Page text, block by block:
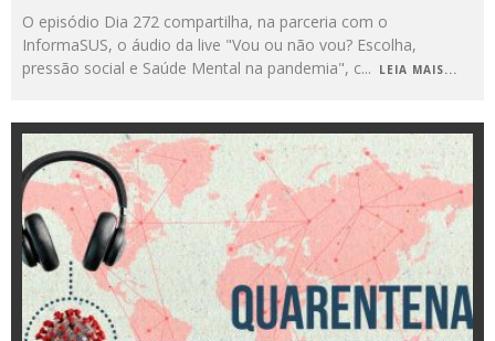
O episódio Dia 272 compartilha, na parceria com o
InformaSUS, o áudio da live "Vou ou não vou? Escolha,
pressão social e Saúde Mental na pandemia", c... LEIA MAIS...